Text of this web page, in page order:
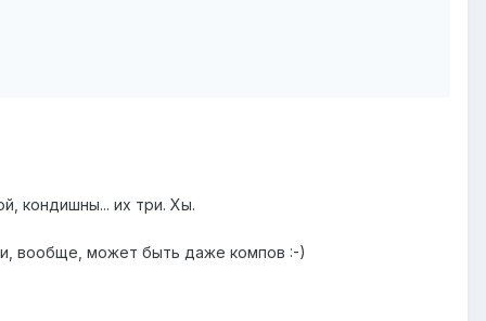
кондишны... их три. Хы.
вообще, может быть даже компов :-)